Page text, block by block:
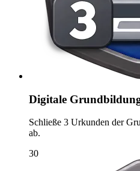
Digitale
Schließe 3 Urkunden der
ab.
30